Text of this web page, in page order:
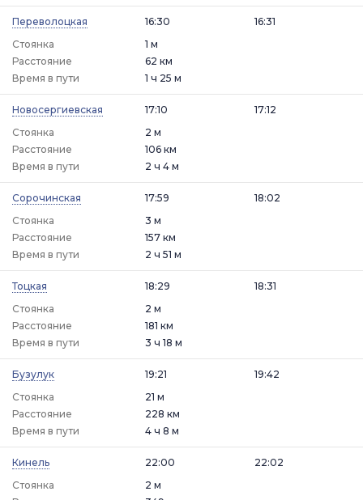
Переволоцкая
16:30
Стоянка
1 м
16:31
Расстояние
62 км
Время в пути
1 ч 25 м
Новосергиевская
17:10
Стоянка
2 м
17:12
Расстояние
106 км
Время в пути
2 ч 4 м
Сорочинская
17:59
Стоянка
3 м
18:02
Расстояние
157 км
Время в пути
2 ч 51 м
Тоцкая
18:29
Стоянка
2 м
18:31
Расстояние
181 км
Время в пути
3 ч 18 м
Бузулук
19:21
Стоянка
21 м
19:42
Расстояние
228 км
Время в пути
4 ч 8 м
Кинель
22:00
Стоянка
2 м
22:02